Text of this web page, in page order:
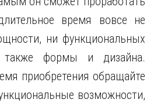
время вовсе не
ни функциональных
также формы и дизайна.
приобретения обращайте
возможности,